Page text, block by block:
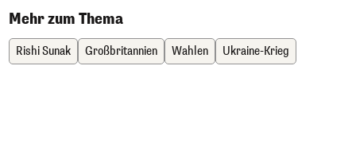
Mehr zum Thema
Rishi Sunak Großbritannien Wahlen Ukraine-Krieg